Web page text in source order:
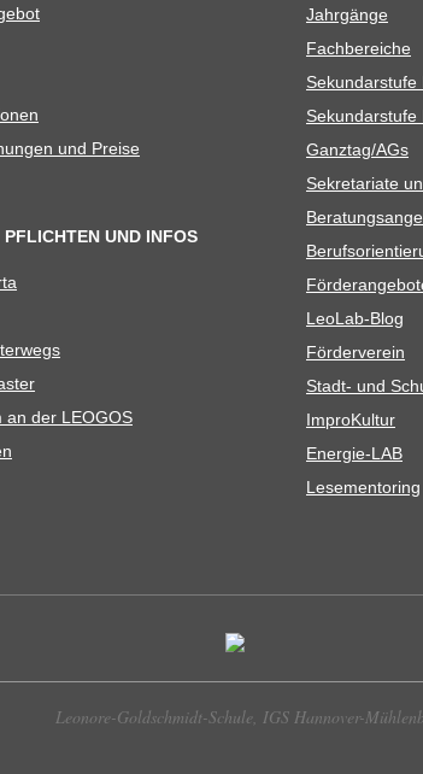
und Preise
PFLICHTEN UND INFOS
an der LEOGOS
Jahr­gänge
Fach­be­rei­che
Sekun­dar­stufe
Sekun­dar­stufe
Ganztag/​​AGs
Sekre­ta­riate
Leo­Lab-Blog
För­der­ver­ein
Stadt- und
Impro­Kul­tur
Ener­­gie-LAB
Lese­men­to­ring
Leonore-Goldschmidt-Schule, IGS Hannover-